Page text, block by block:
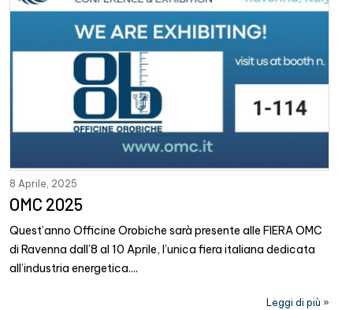
8 Aprile, 2025
OMC 2025
Quest’anno Officine Orobiche sarà presente alle FIERA OMC
di Ravenna dall’8 al 10 Aprile, l’unica fiera italiana dedicata
all’industria energetica....
Leggi di più »